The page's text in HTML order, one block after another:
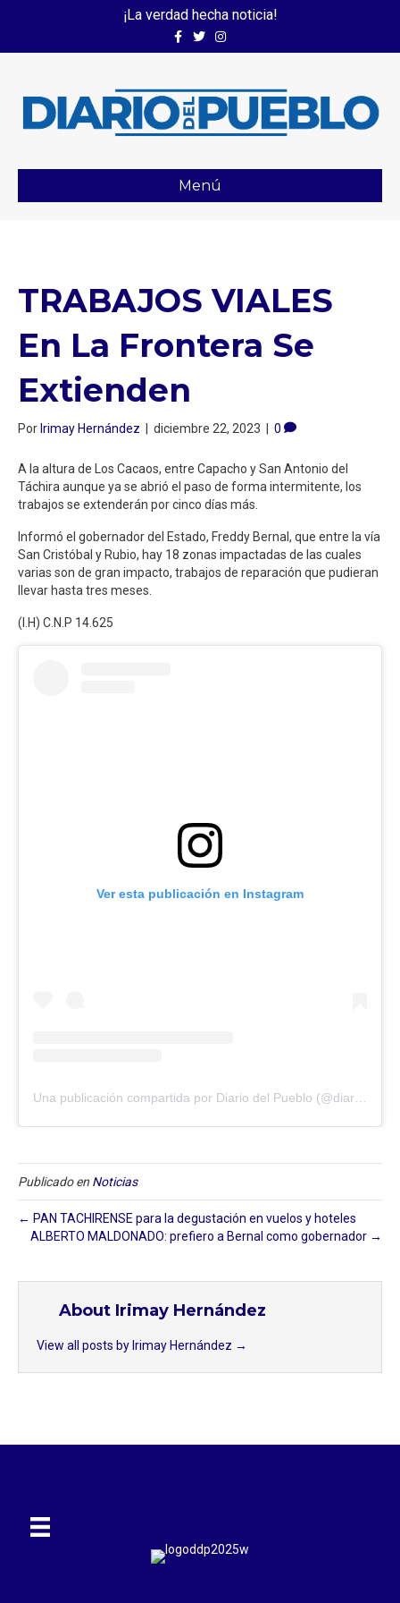
¡La verdad hecha noticia!
FacebookTwitterInstagram
Menú
TRABAJOS VIALES
En La Frontera Se
Extienden
PorIrimay Hernández | diciembre 22, 2023 | 0
A la altura de Los Cacaos, entre Capacho y San Antonio del
Táchira aunque ya se abrió el paso de forma intermitente, los
trabajos se extenderán por cinco días más.
Informó el gobernador del Estado, Freddy Bernal, que entre la vía
San Cristóbal y Rubio, hay 18 zonas impactadas de las cuales
varias son de gran impacto, trabajos de reparación que pudieran
llevar hasta tres meses.
(I.H) C.N.P 14.625
Ver esta publicación en Instagram
Publicado en Noticias
← PAN TACHIRENSE para la degustación en vuelos y hoteles
ALBERTO MALDONADO: prefiero a Bernal como gobernador →
About Irimay Hernández
View all posts by Irimay Hernández →